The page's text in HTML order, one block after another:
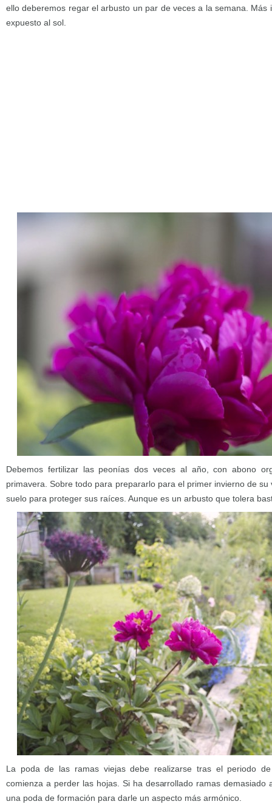
ello deberemos regar el arbusto un par de veces a la semana. Más
expuesto al sol.
Debemos fertilizar las peonías dos veces al año, con abono
primavera. Sobre todo para prepararlo para el primer invierno de
suelo para proteger sus raíces. Aunque es un arbusto que tolera
La poda de las ramas viejas debe realizarse tras el periodo
comienza a perder las hojas. Si ha desarrollado ramas demasiado
una poda de formación para darle un aspecto más armónico.